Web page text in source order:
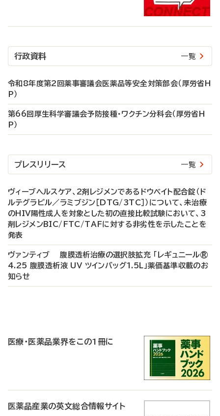
行政資料 一覧
令和8年度第2回薬事審議会医薬品等安全対策部会（厚労省H
P）
第66回厚生科学審議会予防接種・ワクチン分科会（厚労省H
P）
プレスリリース 一覧
ヴィーブヘルスケア、2剤レジメンであるドウベイト配合錠（ド
ルテグラビル／ラミブジン［DTG/3TC］）について、未治療
のHIV陽性成人を対象とした初の直接比較試験において、3
剤レジメンBIC/FTC/TAFに対する非劣性を示したことを
発表
ヴァンティブ 腹膜透析治療の選択肢拡充 「レギュニール®
4.25 腹膜透析液 UV ツインバッグ1.5L」薬価基準収載のお
知らせ
医療・医薬品業界をこの1冊に
医薬品産業の英文総合情報サイト